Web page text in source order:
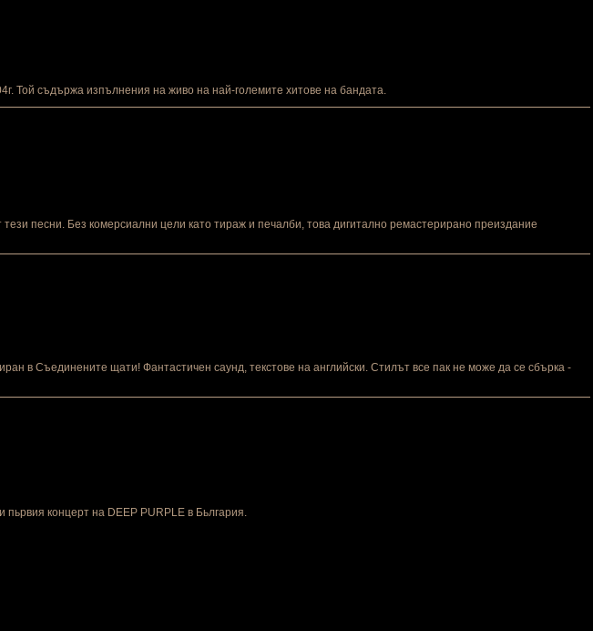
Той съдържа изпълнения на живо на най-големите хитове на бандата.
песни. Без комерсиални цели като тираж и печалби, това дигитално ремастерирано преиздание
в Съединените щати! Фантастичен саунд, текстове на английски. Стилът все пак не може да се сбърка -
концерт на DEEP PURPLE в Бьлгария.